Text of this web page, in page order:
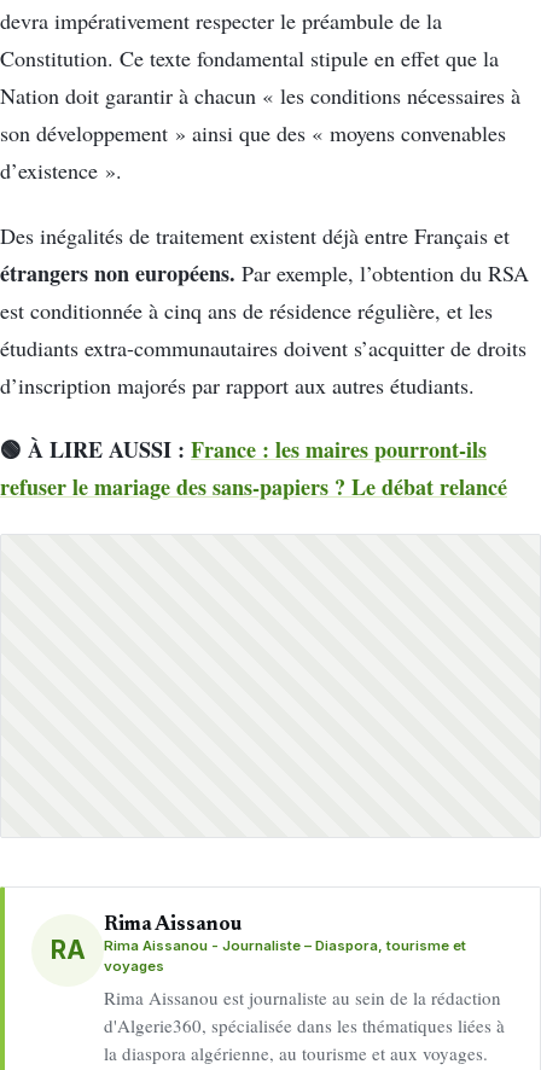
devra impérativement respecter le préambule de la
Constitution. Ce texte fondamental stipule en effet que la
Nation doit garantir à chacun « les conditions nécessaires à
son développement » ainsi que des « moyens convenables
d’existence ».
Des inégalités de traitement existent déjà entre Français et
étrangers non européens. Par exemple, l’obtention du RSA
est conditionnée à cinq ans de résidence régulière, et les
étudiants extra-communautaires doivent s’acquitter de droits
d’inscription majorés par rapport aux autres étudiants.
🟢 À LIRE AUSSI : France : les maires pourront-ils
refuser le mariage des sans-papiers ? Le débat relancé
RA
Rima Aissanou
Rima Aissanou - Journaliste – Diaspora, tourisme et
voyages
Rima Aissanou est journaliste au sein de la rédaction
d'Algerie360, spécialisée dans les thématiques liées à
la diaspora algérienne, au tourisme et aux voyages.